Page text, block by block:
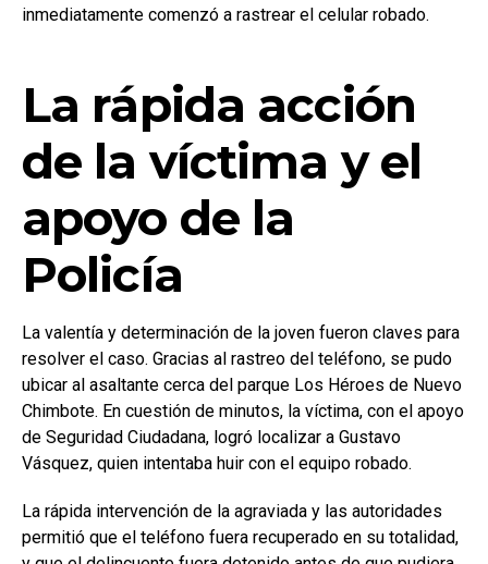
inmediatamente comenzó a rastrear el celular robado.
La rápida acción
de la víctima y el
apoyo de la
Policía
La valentía y determinación de la joven fueron claves para
resolver el caso. Gracias al rastreo del teléfono, se pudo
ubicar al asaltante cerca del parque Los Héroes de Nuevo
Chimbote. En cuestión de minutos, la víctima, con el apoyo
de Seguridad Ciudadana, logró localizar a Gustavo
Vásquez, quien intentaba huir con el equipo robado.
La rápida intervención de la agraviada y las autoridades
permitió que el teléfono fuera recuperado en su totalidad,